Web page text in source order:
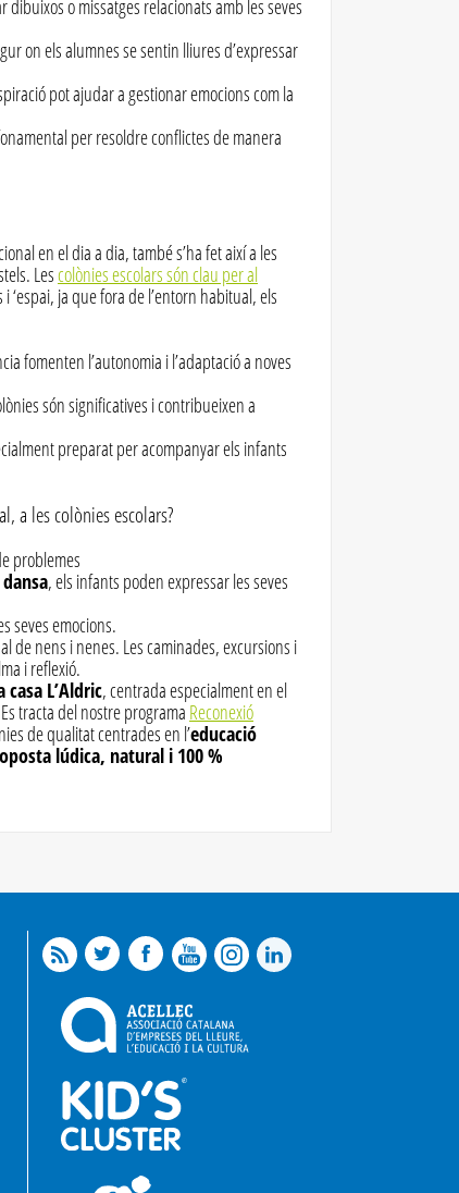
o missatges relacionats amb les seves
on els alumnes se sentin lliures d’expressar
pot ajudar a gestionar emocions com la
per resoldre conflictes de manera
en el dia a dia, també s’ha fet així a les
Lescolònies escolars són clau per al
‘espai, ja que fora de l’entorn habitual, els
fomenten l’autonomia i l’adaptació a noves
són significatives i contribueixen a
preparat per acompanyar els infants
a les colònies escolars?
problemes
, els infants poden expressar les seves
seves emocions.
de nens i nenes. Les caminades, excursions i
i reflexió.
L’Aldric, centrada especialment en el
tracta del nostre programa Reconexió
de qualitat centrades en l’educació
lúdica, natural i 100 %